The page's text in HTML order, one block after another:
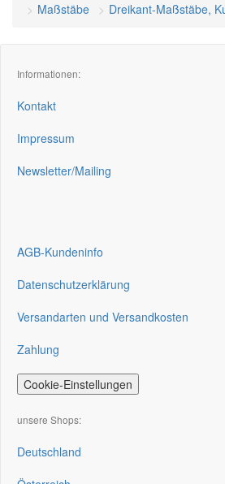
Maßstäbe
Dreikant-Maßstäbe,
Informationen:
Kontakt
Impressum
Newsletter/Mailing
AGB-Kundeninfo
Datenschutzerklärung
Versandarten und Versandkosten
Zahlung
Cookie-Einstellungen
unsere Shops:
Deutschland